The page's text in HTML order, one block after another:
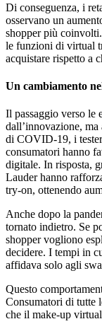
Di conseguenza, i
osservano un
shopper più
le funzioni di virtual
acquistare rispetto a
Un cambiamento
Il passaggio verso le
dall’innovazione, ma
di COVID-19, i
consumatori hanno
digitale. In risposta,
Lauder hanno
try-on, ottenendo
Anche dopo la
tornato indietro. Se
shopper vogliono
decidere. I tempi in
affidava solo agli
Questo
Consumatori di tutte
che il make-up